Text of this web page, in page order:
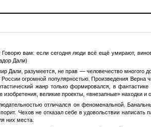
вам: если сегодня люди всё ещё умирают,
Дали)
Дали, разумеется, не прав — человечество
России огромной популярностью. Произведения
жанр только формировался, в
великие проекты, «внезапные» находки и
отличался он феноменальной.
Чехов не отказал себе в удовольствии
них места.